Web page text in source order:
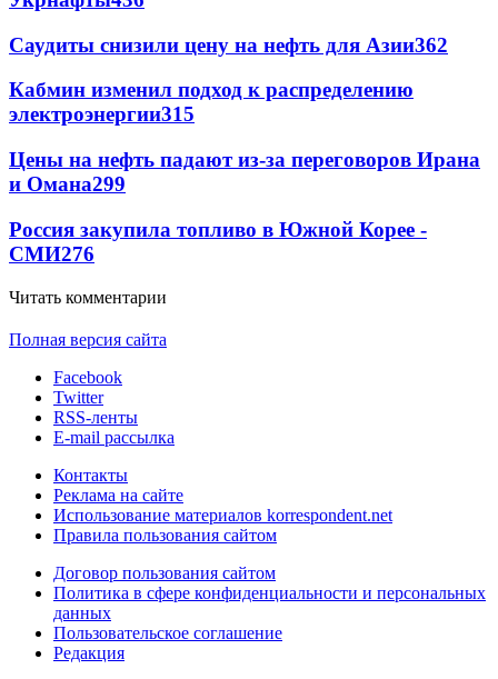
Саудиты снизили цену на нефть для Азии362
Кабмин изменил подход к распределению
электроэнергии315
Цены на нефть падают из-за переговоров Ирана
и Омана299
Россия закупила топливо в Южной Корее -
СМИ276
Читать комментарии
Полная версия сайта
Facebook
Twitter
RSS-ленты
E-mail рассылка
Контакты
Реклама на сайте
Использование материалов korrespondent.net
Правила пользования сайтом
Договор пользования сайтом
Политика в сфере конфиденциальности и персональных
данных
Пользовательское соглашение
Редакция